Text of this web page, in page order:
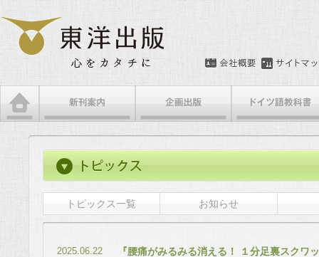
トピックス一覧 お知らせ
2025.06.22
『腰痛がみるみる消える！ １分足裏スク